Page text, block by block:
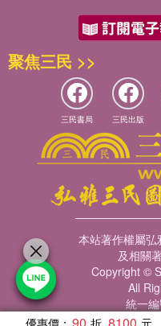
優惠價： 90 8100
聚焦三民 >>
三民書局 三民出版
本站著作權屬弘
及相關
Copyright ©
All
統一